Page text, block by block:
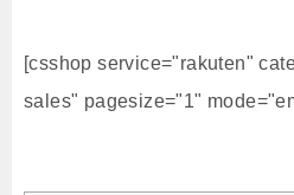
[csshop service="rakuten"
sales" pagesize="1"